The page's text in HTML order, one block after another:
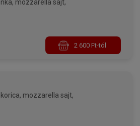
2 600 Ft-tól